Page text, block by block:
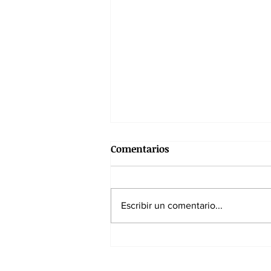
Comentarios
Escribir un comentario...